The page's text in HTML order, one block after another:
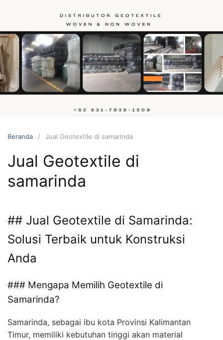
konten
Hubungi
kami
Beranda Jual Geotextile di samarinda
Jual Geotextile di
samarinda
## Jual Geotextile di Samarinda:
Solusi Terbaik untuk Konstruksi
Anda
### Mengapa Memilih Geotextile di
Samarinda?
Samarinda, sebagai ibu kota Provinsi Kalimantan
Timur, memiliki kebutuhan tinggi akan material